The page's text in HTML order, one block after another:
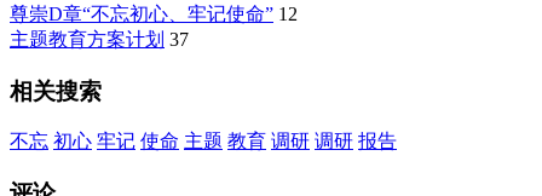
尊崇D章“不忘初心、牢记使命” 12
主题教育方案计划 37
相关搜索
不忘 初心 牢记 使命 主题 教育 调研 调研 报告